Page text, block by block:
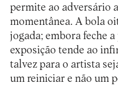
permite ao adversário
momentânea. A bola
jogada; embora feche
exposição tende ao
talvez para o artista
um reiniciar e não um